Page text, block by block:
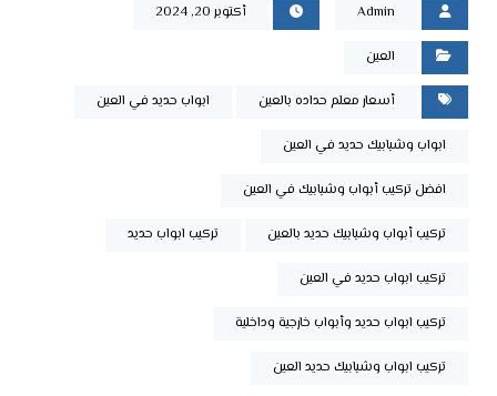
Admin أكتوبر 20, 2024
العين
أسعار معلم حداده بالعين ابواب حديد في العين
ابواب وشبابيك حديد في العين
افضل تركيب أبواب وشبابيك في العين
تركيب أبواب وشبابيك حديد بالعين ﺗﺮﻛﻴﺐ اﺑﻮاب ﺣﺪﻳﺪ
تركيب ابواب حديد في العين
تركيب ابواب حديد وأبواب خارجية وداخلية
تركيب ابواب وشبابيك حديد العين